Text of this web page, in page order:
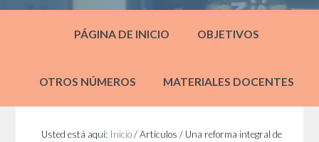
PÁGINA DE INICIO OBJETIVOS
OTROS NÚMEROS MATERIALES DOCENTES
Usted está aquí: Inicio /Artículos/ Una reforma integral de